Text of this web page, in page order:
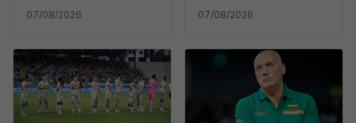
07/08/2026 07/08/2026